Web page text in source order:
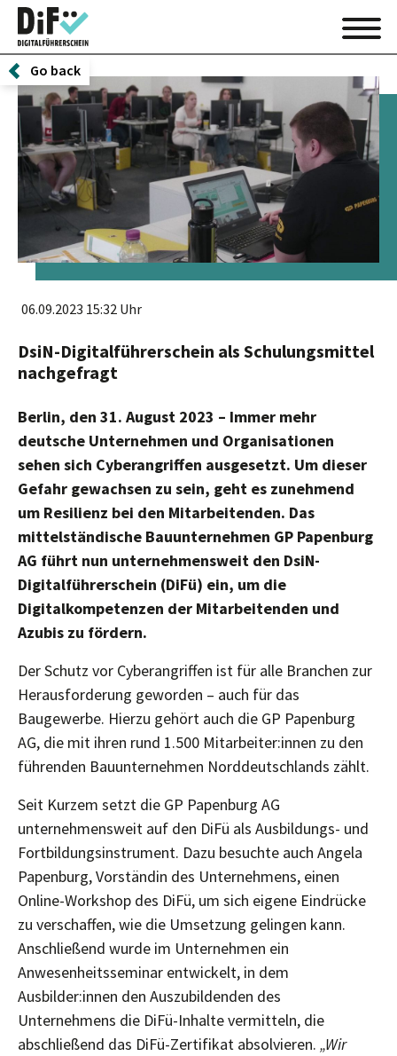
Go back
06.09.2023 15:32 Uhr
DsiN-Digitalführerschein als Schulungsmittel
nachgefragt
Berlin, den 31. August 2023 – Immer mehr
deutsche Unternehmen und Organisationen
sehen sich Cyberangriffen ausgesetzt. Um dieser
Gefahr gewachsen zu sein, geht es zunehmend
um Resilienz bei den Mitarbeitenden. Das
mittelständische Bauunternehmen GP Papenburg
AG führt nun unternehmensweit den DsiN-
Digitalführerschein (DiFü) ein, um die
Digitalkompetenzen der Mitarbeitenden und
Azubis zu fördern.
Der Schutz vor Cyberangriffen ist für alle Branchen zur
Herausforderung geworden – auch für das
Baugewerbe. Hierzu gehört auch die GP Papenburg
AG, die mit ihren rund 1.500 Mitarbeiter:innen zu den
führenden Bauunternehmen Norddeutschlands zählt.
Seit Kurzem setzt die GP Papenburg AG
unternehmensweit auf den DiFü als Ausbildungs- und
Fortbildungsinstrument. Dazu besuchte auch Angela
Papenburg, Vorständin des Unternehmens, einen
Online-Workshop des DiFü, um sich eigene Eindrücke
zu verschaffen, wie die Umsetzung gelingen kann.
Anschließend wurde im Unternehmen ein
Anwesenheitsseminar entwickelt, in dem
Ausbilder:innen den Auszubildenden des
Unternehmens die DiFü-Inhalte vermitteln, die
abschließend das DiFü-Zertifikat absolvieren. „Wir